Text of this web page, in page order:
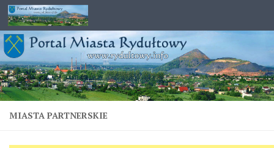
Przejdź do treści
MIASTA PARTNERSKIE